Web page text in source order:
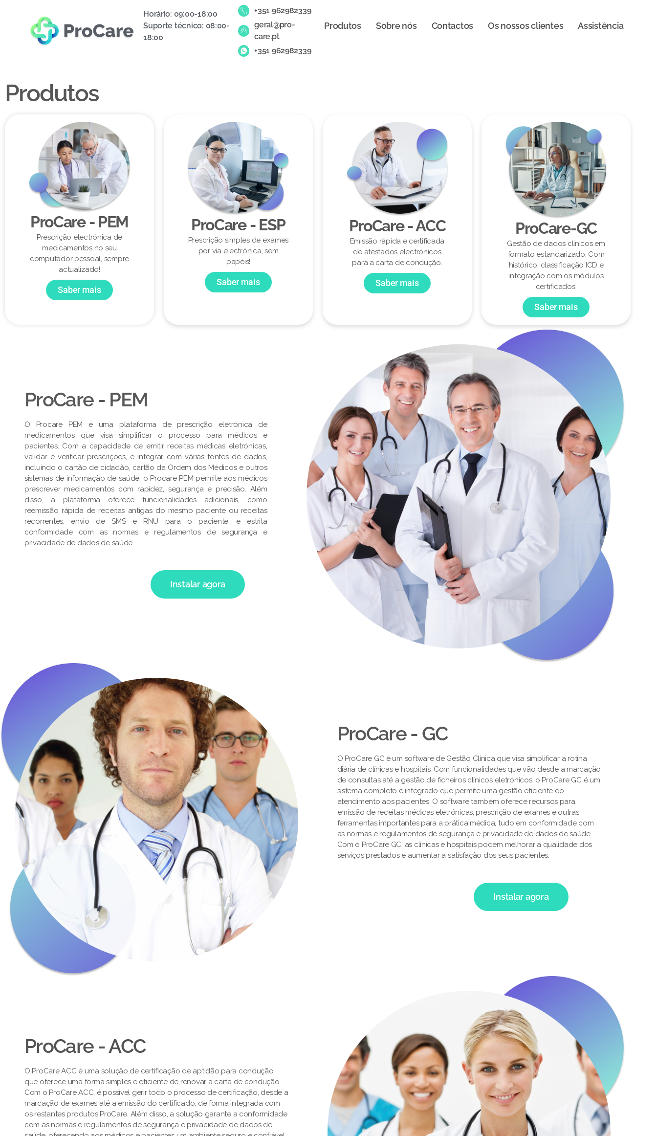
Horário: 09:00-18:00
Suporte técnico: 08:00-
18:00
+351 962982339
geral@pro-
care.pt
+351 962982339
Produtos Sobre nós Contactos Os nossos clientes Assistência
Produtos
ProCare - PEM
Prescrição electrónica de
medicamentos no seu
computador pessoal, sempre
actualizado!
Saber mais
ProCare - ESP
Prescrição simples de exames
por via electrónica, sem
papéis!
Saber mais
ProCare - ACC
Emissão rápida e certificada
de atestados electrónicos
para a carta de condução.
Saber mais
ProCare-GC
Gestão de dados clínicos em
formato estandarizado. Com
histórico, classificação ICD e
integração com os módulos
certificados.
Saber mais
ProCare - PEM​
O Procare PEM é uma plataforma de prescrição eletrónica de
medicamentos que visa simplificar o processo para médicos e
pacientes. Com a capacidade de emitir receitas médicas eletrónicas,
validar e verificar prescrições, e integrar com várias fontes de dados,
incluindo o cartão de cidadão, cartão da Ordem dos Médicos e outros
sistemas de informação de saúde, o Procare PEM permite aos médicos
prescrever medicamentos com rapidez, segurança e precisão. Além
disso, a plataforma oferece funcionalidades adicionais, como
reemissão rápida de receitas antigas do mesmo paciente ou receitas
recorrentes, envio de SMS e RNU para o paciente, e estrita
conformidade com as normas e regulamentos de segurança e
privacidade de dados de saúde.
Instalar agora
ProCare - GC
O ProCare GC é um software de Gestão Clínica que visa simplificar a rotina
diária de clínicas e hospitais. Com funcionalidades que vão desde a marcação
de consultas até a gestão de ficheiros clínicos eletrónicos, o ProCare GC é um
sistema completo e integrado que permite uma gestão eficiente do
atendimento aos pacientes. O software também oferece recursos para
emissão de receitas médicas eletrónicas, prescrição de exames e outras
ferramentas importantes para a prática médica, tudo em conformidade com
as normas e regulamentos de segurança e privacidade de dados de saúde.
Com o ProCare GC, as clínicas e hospitais podem melhorar a qualidade dos
serviços prestados e aumentar a satisfação dos seus pacientes.
Instalar agora
ProCare - ACC
O ProCare ACC é uma solução de certificação de aptidão para condução
que oferece uma forma simples e eficiente de renovar a carta de condução.
Com o ProCare ACC, é possível gerir todo o processo de certificação, desde a
marcação de exames até a emissão do certificado, de forma integrada com
os restantes produtos ProCare. Além disso, a solução garante a conformidade
com as normas e regulamentos de segurança e privacidade de dados de